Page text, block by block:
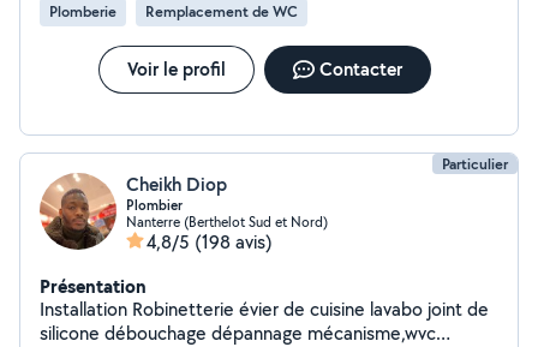
Plomberie Remplacement de WC
Voir le profil Contacter
Particulier
Cheikh Diop
Plombier
Nanterre (Berthelot Sud et Nord)
4,8/5 (198 avis)
Présentation
Installation Robinetterie évier de cuisine lavabo joint de
silicone débouchage dépannage mécanisme,wvc